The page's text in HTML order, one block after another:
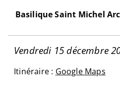
Basilique Saint Michel
Vendredi 15 décembre
Itinéraire : Google Maps